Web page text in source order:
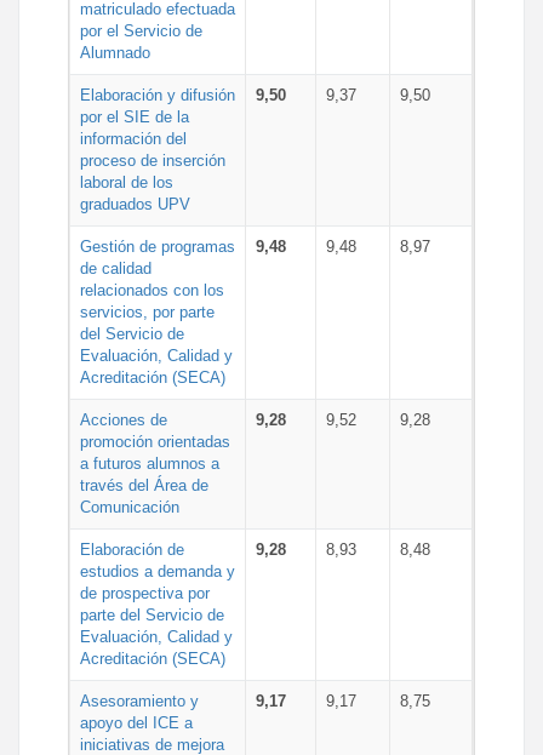
matriculado efectuada
por el Servicio de
Alumnado
Elaboración y difusión
por el SIE de la
información del
proceso de inserción
laboral de los
graduados UPV
9,50 9,37 9,50
Gestión de programas
de calidad
relacionados con los
servicios, por parte
del Servicio de
Evaluación, Calidad y
Acreditación (SECA)
9,48 9,48 8,97
Acciones de
promoción orientadas
a futuros alumnos a
través del Área de
Comunicación
9,28 9,52 9,28
Elaboración de
estudios a demanda y
de prospectiva por
parte del Servicio de
Evaluación, Calidad y
Acreditación (SECA)
9,28 8,93 8,48
Asesoramiento y
apoyo del ICE a
iniciativas de mejora
9,17 9,17 8,75